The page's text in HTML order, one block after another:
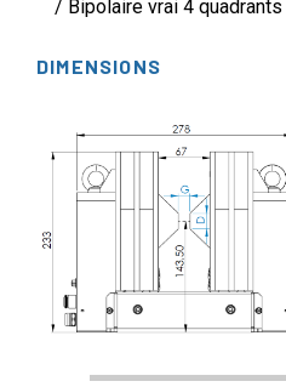
/ Bipolaire vrai 4 quadrants
DIMENSIONS